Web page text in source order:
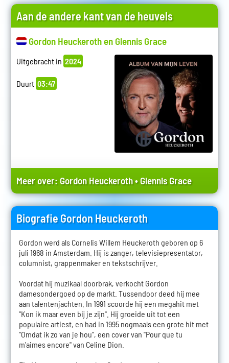
Aan de andere kant van de heuvels
Gordon Heuckeroth en Glennis Grace
Uitgebracht in 2024
Duurt 03:47
Meer over: Gordon Heuckeroth•Glennis Grace
Biografie Gordon Heuckeroth
Gordon werd als Cornelis Willem Heuckeroth geboren op 6
juli 1968 in Amsterdam. Hij is zanger, televisiepresentator,
columnist, grappenmaker en tekstschrijver.
Voordat hij muzikaal doorbrak, verkocht Gordon
damesondergoed op de markt. Tussendoor deed hij mee
aan talentenjachten. In 1991 scoorde hij een megahit met
"Kon ik maar even bij je zijn". Hij groeide uit tot een
populaire artiest, en had in 1995 nogmaals een grote hit met
"Omdat ik zo van je hou", een cover van "Pour que tu
m'aimes encore" van Celine Dion.